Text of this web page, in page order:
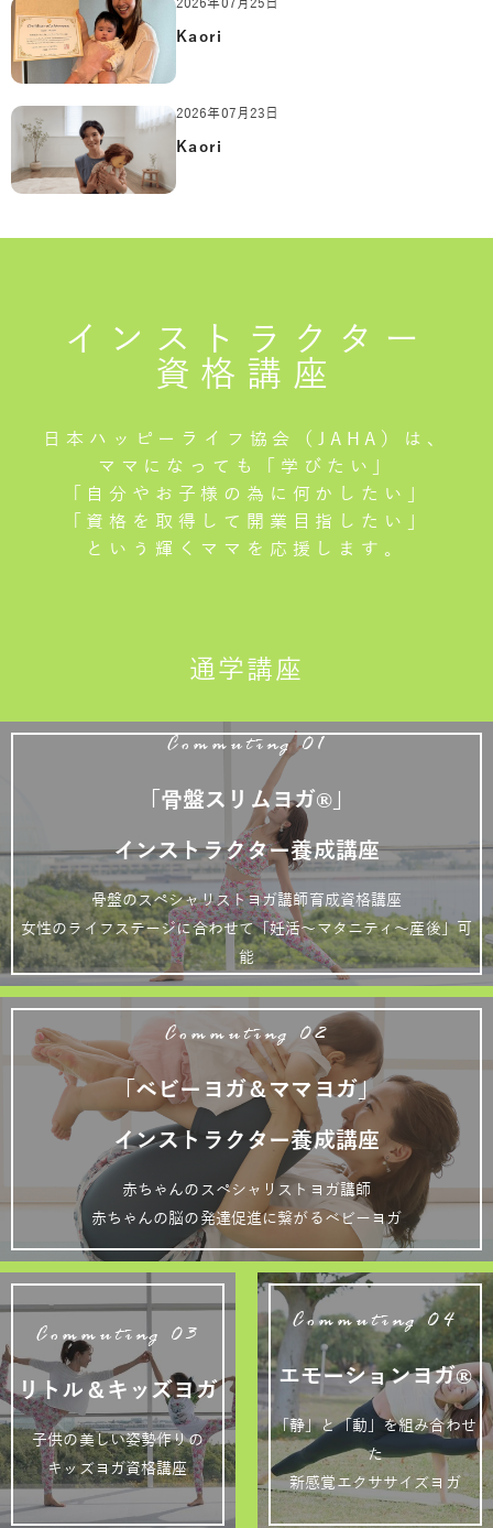
2026年07月25日
Kaori
2026年07月23日
Kaori
インストラクター
資格講座
日本ハッピーライフ協会（JAHA）は、
ママになっても「学びたい」
「自分やお子様の為に何かしたい」
「資格を取得して開業目指したい」
という輝くママを応援します。
通学講座
Commuting 01
「骨盤スリムヨガ®」
インストラクター養成講座
骨盤のスペシャリストヨガ講師育成資格講座
女性のライフステージに合わせて「妊活～マタニティ～産後」可
能
Commuting 02
「ベビーヨガ＆ママヨガ」
インストラクター養成講座
赤ちゃんのスペシャリストヨガ講師
赤ちゃんの脳の発達促進に繋がるベビーヨガ
Commuting 03
リトル＆キッズヨガ
子供の美しい姿勢作りの
キッズヨガ資格講座
Commuting 04
エモーションヨガ®
「静」と「動」を組み合わせ
た
新感覚エクササイズヨガ